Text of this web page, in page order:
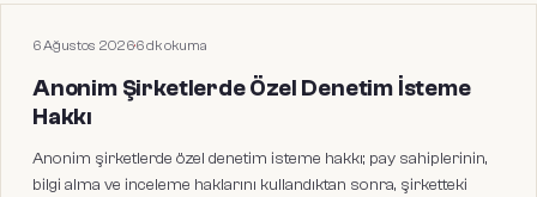
HUKUKI MAKALELER
6 Ağustos 2026·6dk okuma
Anonim Şirketlerde Özel Denetim İsteme
Hakkı
Anonim şirketlerde özel denetim isteme hakkı; pay sahiplerinin,
bilgi alma ve inceleme haklarını kullandıktan sonra, şirketteki